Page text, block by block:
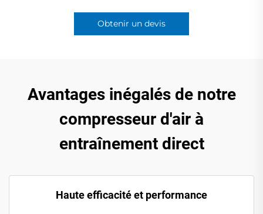
Obtenir un devis
Avantages inégalés de notre
compresseur d'air à
entraînement direct
Haute efficacité et performance